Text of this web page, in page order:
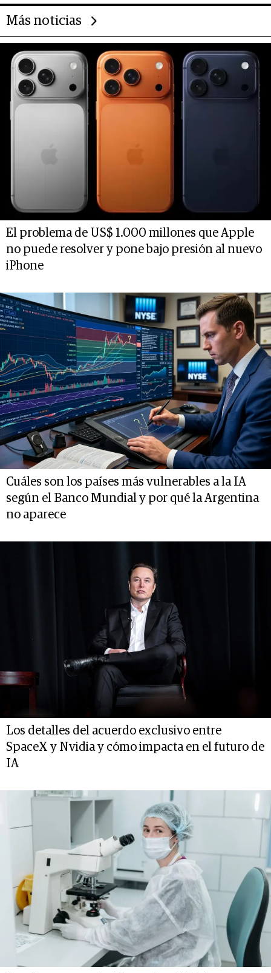
Más noticias
El problema de US$ 1.000 millones que Apple
no puede resolver y pone bajo presión al nuevo
iPhone
Cuáles son los países más vulnerables a la IA
según el Banco Mundial y por qué la Argentina
no aparece
Los detalles del acuerdo exclusivo entre
SpaceX y Nvidia y cómo impacta en el futuro de
IA